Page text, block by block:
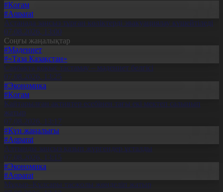
#Қоғам
#Aqparat
Астанада заңсыз тұрған көліктерді эвакуациялау күшейтіледі
07.08.2026, 13:00
Соңғы жаңалықтар
#Мәдениет
#«Таза Қазақстан»
Саябақта қоқыс тастамау – мәдениет белгісі
07.08.2026, 13:25
#Экономика
#Қоғам
Қайтарылған активтер есебінен тағы екі мектеп салынып
жатыр
07.08.2026, 13:17
#Күн жаңалығы
#Aqparat
Алтынды заңсыз қазып жүргендер ұсталды
07.08.2026, 13:15
#Экономика
#Aqparat
Мұқыр–Құлсары тасжолы жөнделіп жатыр